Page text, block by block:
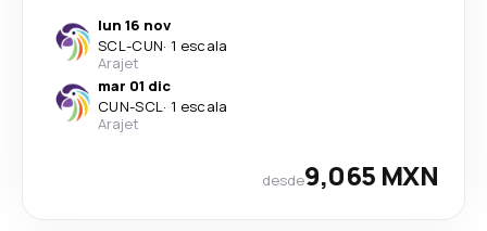
lun 16 nov
SCL-CUN· 1 escala
Arajet
mar 01 dic
CUN-SCL· 1 escala
Arajet
desde9,065 MXN